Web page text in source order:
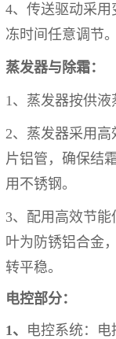
4、传送驱动采
冻时间任意调节。
蒸发器与除霜：
1、蒸发器按供液
2、蒸发器采用
片铝管，确保结
用不锈钢。
3、配用高效节能
叶为防锈铝合金
转平稳。
电控部分：
1、 电控系统：电